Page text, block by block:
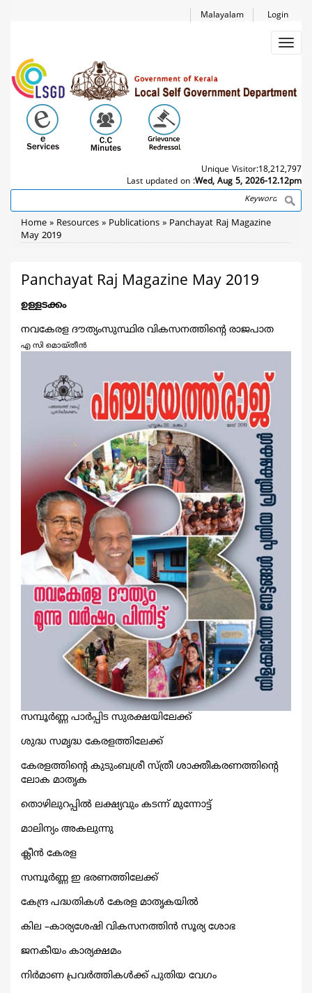
Login
Malayalam
Unique Visitor:18,212,797
Last updated on :Wed, Aug 5, 2026-12.12pm
Search
Breadcrumb
Home Resources Publications
Panchayat Raj Magazine
May 2019
Panchayat Raj Magazine May 2019
ഉള്ളടക്കം
നവകേരള ദൗത്യംസുസ്ഥിര വികസനത്തിന്റെ രാജപാത
എ സി മൊയ്തീന്‍
സമ്പൂര്‍ണ്ണ പാര്‍പ്പിട സുരക്ഷയിലേക്ക്
ശുദ്ധ സമൃദ്ധ കേരളത്തിലേക്ക്
കേരളത്തിന്റെ കുടുംബശ്രീ സ്ത്രീ ശാക്തീകരണത്തിന്റെ
ലോക മാതൃക
തൊഴിലുറപ്പില്‍ ലക്ഷ്യവും കടന്ന്‍ മുന്നോട്ട്
മാലിന്യം അകലുന്നു
ക്ലീന്‍ കേരള
സമ്പൂര്‍ണ്ണ ഇ ഭരണത്തിലേക്ക്
കേന്ദ്ര പദ്ധതികള്‍ കേരള മാതൃകയില്‍
കില –കാര്യശേഷി വികസനത്തിന്‍ സൂര്യ ശോഭ
ജനകീയം കാര്യക്ഷമം
നിര്‍മാണ പ്രവര്‍ത്തികള്‍ക്ക് പുതിയ വേഗം